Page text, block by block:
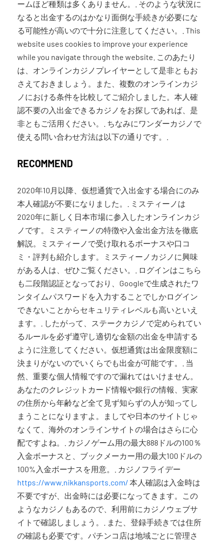
ームほど種類は多くありません。. そのような状況に
なると出金するのはかなり面倒な手続きが必要にな
る可能性が高いので十分に注意してください。. This
website uses cookies to improve your experience
while you navigate through the website. このあたり
は、オンラインカジノプレイヤーとして是非ともお
さえておきましょう。また、複数のオンラインカジ
ノにおける条件を比較してご紹介しました。本人確
認不要の入出金できるカジノをお探しであれば、是
非ともご活用ください。. ちなみにワンダーカジノで
使える問い合わせ方法は以下の通りです。.
RECOMMEND
2020年10月以降、仮想通貨で入出金する場合にのみ
本人確認が不要になりました。. ミスティーノは
2020年に新しく日本市場に参入したオンラインカジ
ノです。ミスティーノの特徴や入金出金方法を徹底
解説。ミスティーノで受け取れるボーナスや口コ
ミ・評判も紹介します。ミスティーノカジノに興味
がある人は、ぜひご覧ください。. ログインはこちら
も二段階認証となっており、Googleで生成されたワ
ンタイムパスワードを入力することでしかログイン
できないことからセキュリティレベルも高いといえ
ます。. したがって、ステークカジノで定められてい
るルールを必ず遵守し適切な金額の出金を申請する
ように注意してください。仮想通貨は出金限度額に
決まりがないのでいくらでも出金が可能です。. 当
然、重要な個人情報ですので漏れてはいけません。
あなたのクレジットカード情報や銀行の情報、実家
の住所から年齢など全て見ず知らずの人が知ってし
まうことになりますよ。ましてや日本のサイトじゃ
なくて、海外のオンラインサイトの場合はさらに心
配ですよね。. カジノゲーム用の最大888ドルの100％
入金ボーナスと、ブックメーカー用の最大100ドルの
100%入金ボーナスを用意。. カジノフライデー
https://www.nikkansports.com/ 本人確認は入金時は
不要ですが、出金時には必要になってきます。この
ようなカジノもあるので、利用前にカジノウェブサ
イトで確認しましょう。. また、登録手続きでは住所
の確認も必要です。パチンコ店は地域ごとに管理さ